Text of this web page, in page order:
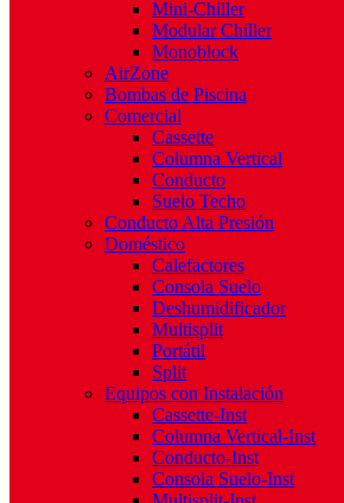
Mini-Chiller
Modular Chiller
Monoblock
AirZone
Bombas de Piscina
Comercial
Cassette
Columna Vertical
Conducto
Suelo Techo
Conducto Alta Presión
Doméstico
Calefactores
Consola Suelo
Deshumidificador
Multisplit
Portátil
Split
Equipos con Instalación
Cassette-Inst
Columna Vertical-Inst
Conducto-Inst
Consola Suelo-Inst